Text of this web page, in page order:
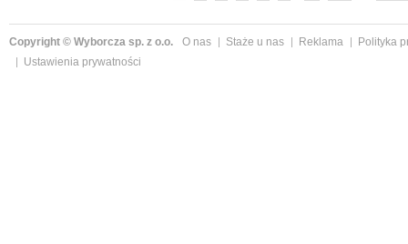
Copyright © Wyborcza sp. z o.o. O nas Staże u nas Reklama
Polityka
Ustawienia prywatności